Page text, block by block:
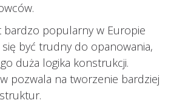
bardzo popularny w Europie
się być trudny do opanowania,
duża logika konstrukcji.
pozwala na tworzenie bardziej